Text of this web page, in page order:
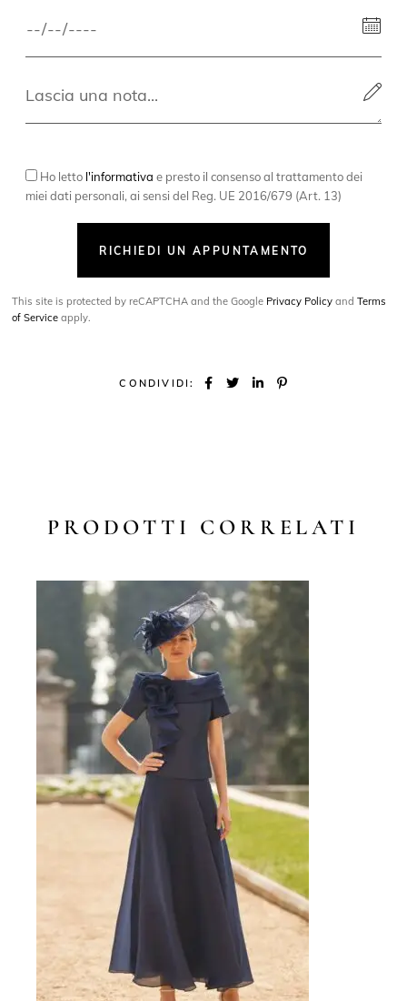
Ho letto l'informativa e presto il consenso al trattamento dei
miei dati personali, ai sensi del Reg. UE 2016/679 (Art. 13)
RICHIEDI UN APPUNTAMENTO
This site is protected by reCAPTCHA and the Google Privacy Policy andTerms
of Service apply.
CONDIVIDI:
PRODOTTI CORRELATI